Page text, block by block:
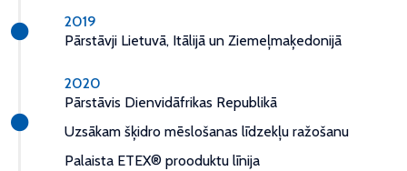
2019
Pārstāvji Lietuvā, Itālijā un Ziemeļmaķedonijā
2020
Pārstāvis Dienvidāfrikas Republikā
Uzsākam šķidro mēslošanas līdzekļu ražošanu
Palaista ETEX® prooduktu līnija